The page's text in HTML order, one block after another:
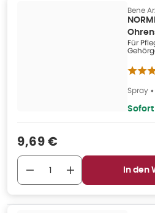
Bene
Für
Spray •
Verkaufspreis
9,69 €
In den